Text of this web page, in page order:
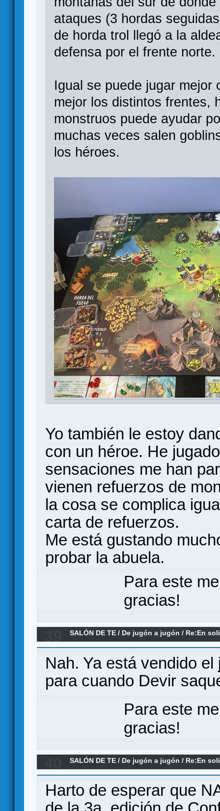
ataques (3 hordas
de horda trol llegó a la
defensa por el frente norte.
Igual se puede jugar mejor
mejor los distintos frentes,
monstruos puede ayudar
muchas veces salen
los héroes.
Yo también le estoy
con un héroe. He
sensaciones me han
vienen refuerzos de
la cosa se complica
carta de refuerzos.
Me está gustando
probar la abuela.
Para este
gracias!
SALÓN DE TE / De jugón a jugón / Re:En
Nah. Ya está vendido
para cuando Devir
Para este
gracias!
SALÓN DE TE / De jugón a jugón / Re:En
Harto de esperar que